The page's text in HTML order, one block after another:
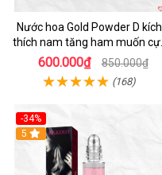
Nước hoa Gold Powder D kích
thích nam tăng ham muốn cực
mạnh
600.000₫ 850.000₫
(168)
-34%
5